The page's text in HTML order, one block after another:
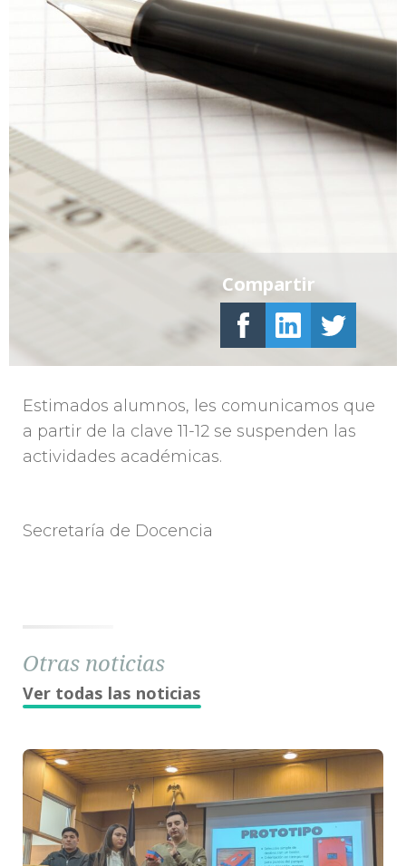
Estimados alumnos, les comunicamos que
a partir de la clave 11-12 se suspenden las
actividades académicas.
Secretaría de Docencia
Compartir
Otras noticias
Ver todas las noticias